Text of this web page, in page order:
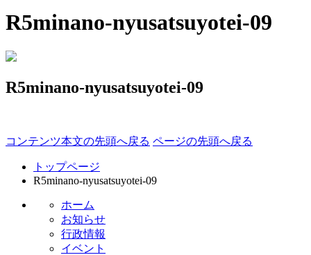
R5minano-nyusatsuyotei-09
R5minano-nyusatsuyotei-09
コンテンツ本文の先頭へ戻る ページの先頭へ戻る
トップページ
R5minano-nyusatsuyotei-09
ホーム
お知らせ
行政情報
イベント